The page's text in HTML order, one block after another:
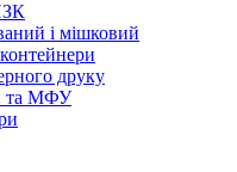
і мішковий
друку
та МФУ